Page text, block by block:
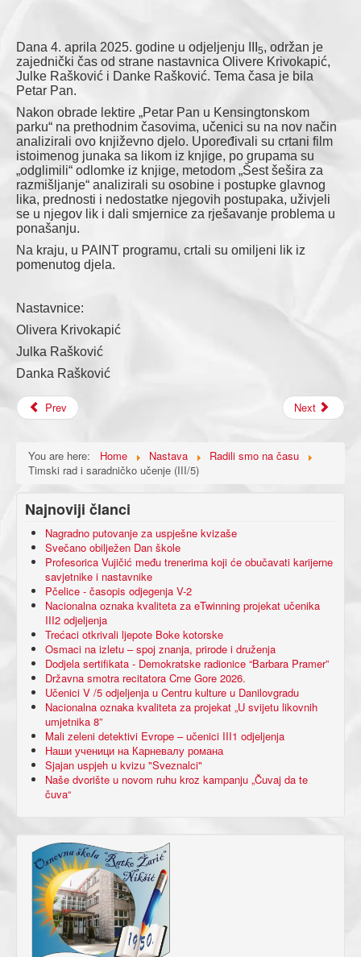
Kontakt
Dana 4. aprila 2025. godine u odjeljenju III 5, održan je
zajednički čas od strane nastavnica Olivere Krivokapić,
Julke Rašković i Danke Rašković. Tema časa je bila
Petar Pan.
Nakon obrade lektire „Petar Pan u Kensingtonskom
parku“ na prethodnim časovima, učenici su na nov način
analizirali ovo književno djelo. Upoređivali su crtani film
istoimenog junaka sa likom iz knjige, po grupama su
„odglimili“ odlomke iz knjige, metodom „Šest šešira za
razmišljanje“ analizirali su osobine i postupke glavnog
lika, prednosti i nedostatke njegovih postupaka, uživjeli
se u njegov lik i dali smjernice za rješavanje problema u
ponašanju.
Na kraju, u PAINT programu, crtali su omiljeni lik iz
pomenutog djela.
Nastavnice:
Olivera Krivokapić
Julka Rašković
Danka Rašković
Prev Next
You are here: Home Nastava
Radili smo na času
Timski rad i saradničko učenje (III/5)
Najnoviji članci
Nagradno putovanje za uspješne kvizaše
Svečano obilježen Dan škole
Profesorica Vujičić među trenerima koji će obučavati karijerne
savjetnike i nastavnike
Pčelice - časopis odjegenja V-2
Nacionalna oznaka kvaliteta za eTwinning projekat učenika
III2 odjeljenja
Trećaci otkrivali ljepote Boke kotorske
Osmaci na izletu – spoj znanja, prirode i druženja
Dodjela sertifikata - Demokratske radionice “Barbara Pramer”
Državna smotra recitatora Crne Gore 2026.
Učenici V /5 odjeljenja u Centru kulture u Danilovgradu
Nacionalna oznaka kvaliteta za projekat „U svijetu likovnih
umjetnika 8”
Mali zeleni detektivi Evrope – učenici III1 odjeljenja
Наши ученици на Карневалу романа
Sjajan uspjeh u kvizu "Sveznalci"
Naše dvorište u novom ruhu kroz kampanju „Čuvaj da te
čuva“